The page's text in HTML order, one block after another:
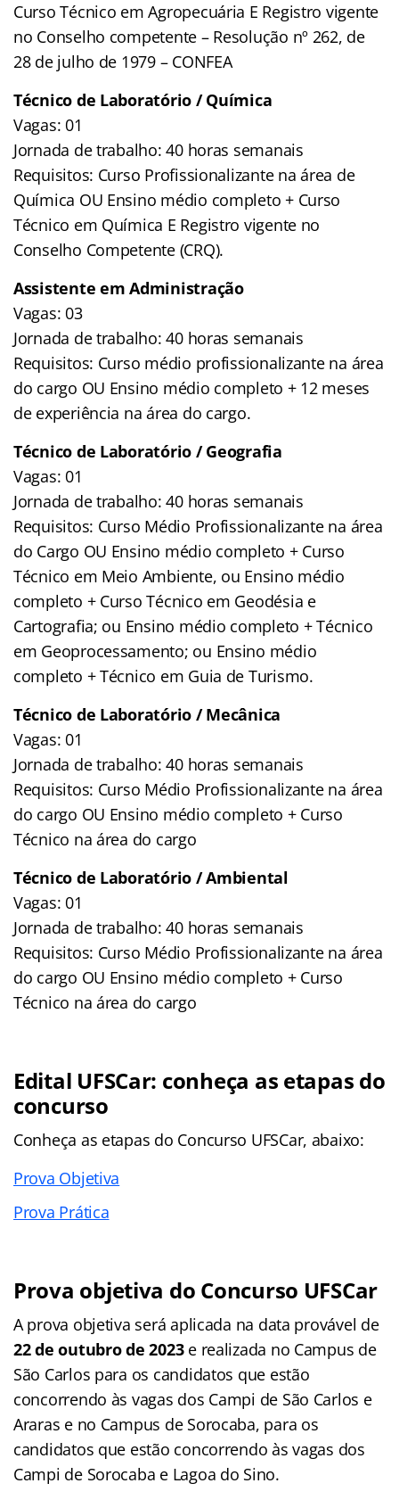
Curso Técnico em Agropecuária E Registro vigente
no Conselho competente – Resolução nº 262, de
28 de julho de 1979 – CONFEA
Técnico de Laboratório / Química
Vagas: 01
Jornada de trabalho: 40 horas semanais
Requisitos: Curso Profissionalizante na área de
Química OU Ensino médio completo + Curso
Técnico em Química E Registro vigente no
Conselho Competente (CRQ).
Assistente em Administração
Vagas: 03
Jornada de trabalho: 40 horas semanais
Requisitos: Curso médio profissionalizante na área
do cargo OU Ensino médio completo + 12 meses
de experiência na área do cargo.
Técnico de Laboratório / Geografia
Vagas: 01
Jornada de trabalho: 40 horas semanais
Requisitos: Curso Médio Profissionalizante na área
do Cargo OU Ensino médio completo + Curso
Técnico em Meio Ambiente, ou Ensino médio
completo + Curso Técnico em Geodésia e
Cartografia; ou Ensino médio completo + Técnico
em Geoprocessamento; ou Ensino médio
completo + Técnico em Guia de Turismo.
Técnico de Laboratório / Mecânica
Vagas: 01
Jornada de trabalho: 40 horas semanais
Requisitos: Curso Médio Profissionalizante na área
do cargo OU Ensino médio completo + Curso
Técnico na área do cargo
Técnico de Laboratório / Ambiental
Vagas: 01
Jornada de trabalho: 40 horas semanais
Requisitos: Curso Médio Profissionalizante na área
do cargo OU Ensino médio completo + Curso
Técnico na área do cargo
Edital UFSCar: conheça as etapas do
concurso
Conheça as etapas do Concurso UFSCar, abaixo:
Prova Objetiva
Prova Prática
Prova objetiva do Concurso UFSCar
A prova objetiva será aplicada na data provável de
22 de outubro de 2023 e realizada no Campus de
São Carlos para os candidatos que estão
concorrendo às vagas dos Campi de São Carlos e
Araras e no Campus de Sorocaba, para os
candidatos que estão concorrendo às vagas dos
Campi de Sorocaba e Lagoa do Sino.